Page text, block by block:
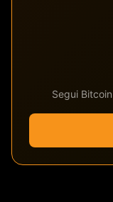
Segui